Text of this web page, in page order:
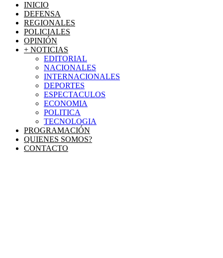
INICIO
DEFENSA
REGIONALES
POLICIALES
OPINIÓN
+ NOTICIAS
EDITORIAL
NACIONALES
INTERNACIONALES
DEPORTES
ESPECTACULOS
ECONOMIA
POLITICA
TECNOLOGIA
PROGRAMACIÓN
QUIENES SOMOS?
CONTACTO